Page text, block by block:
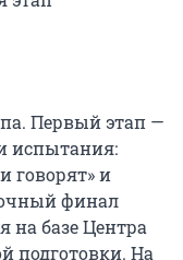
Первый этап —
испытания:
говорят» и
очный финал
на базе Центра
подготовки. На